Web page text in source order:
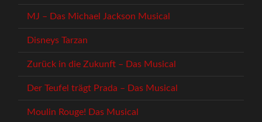
MJ – Das Michael Jackson Musical
Disneys Tarzan
Zurück in die Zukunft – Das Musical
Der Teufel trägt Prada – Das Musical
Moulin Rouge! Das Musical